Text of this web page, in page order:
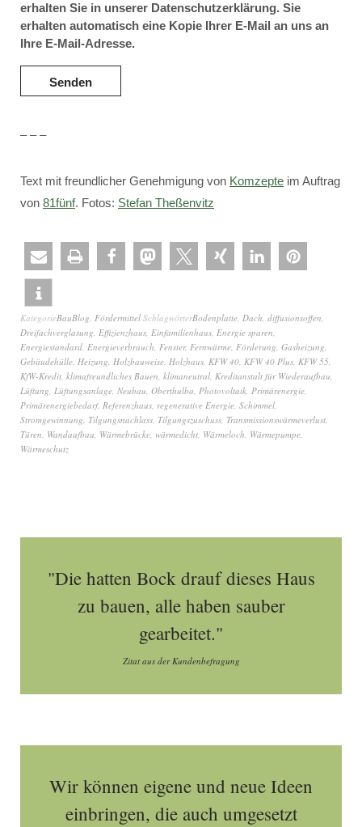
erhalten Sie in unserer Datenschutzerklärung. Sie
erhalten automatisch eine Kopie Ihrer E-Mail an uns an
Ihre E-Mail-Adresse.
– – –
Text mit freundlicher Genehmigung von Komzepte im Auftrag
von 81fünf. Fotos: Stefan Theßenvitz
KategorieBauBlog, Fördermittel SchlagwörterBodenplatte, Dach, diffusionsoffen,
Dreifachverglasung, Effizienzhaus, Einfamilienhaus, Energie sparen,
Energiestandard, Energieverbrauch, Fenster, Fernwärme, Förderung, Gasheizung,
Gebäudehülle, Heizung, Holzbauweise, Holzhaus, KFW 40, KFW 40 Plus, KFW 55,
KfW-Kredit, klimafreundliches Bauen, klimaneutral, Kreditanstalt für Wiederaufbau,
Lüftung, Lüftungsanlage, Neubau, Oberthulba, Photovoltaik, Primärenergie,
Primärenergiebedarf, Referenzhaus, regenerative Energie, Schimmel,
Stromgewinnung, Tilgungsnachlass, Tilgungszuschuss, Transmissionswärmeverlust,
Türen, Wandaufbau, Wärmebrücke, wärmedicht, Wärmeloch, Wärmepumpe,
Wärmeschutz
"Die hatten Bock drauf dieses Haus
zu bauen, alle haben sauber
gearbeitet."
Zitat aus der Kundenbefragung
Wir können eigene und neue Ideen
einbringen, die auch umgesetzt